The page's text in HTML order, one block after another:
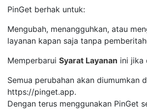
PinGet berhak untuk:
Mengubah, menangguhkan, atau
layanan kapan saja tanpa
Memperbarui Syarat Layanan ini jika
Semua perubahan akan diumumkan
https://pinget.app.
Dengan terus menggunakan PinGet